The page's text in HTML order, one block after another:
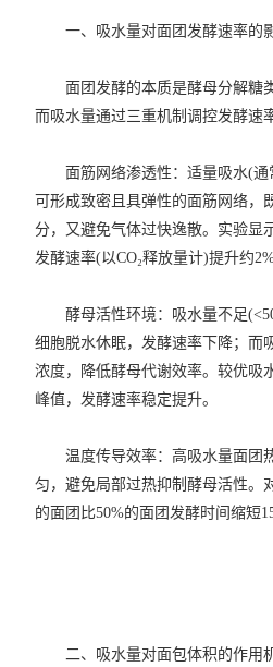
一、吸水量对面团发酵速率的
面团发酵的本质是酵母分解糖类
而吸水量通过三重机制调控发酵速
面筋网络渗透性：适量吸水(通
可形成致密且具弹性的面筋网络，
分，又避免气体过快逸散。实验显
发酵速率(以CO₂释放量计)提升约
酵母活性环境：吸水量不足
细胞脱水休眠，发酵速率下降；而
浓度，降低酵母代谢效率。较优吸
峰值，发酵速率稳定提升。
温度传导效率：高吸水量面团
匀，避免局部过热抑制酵母活性。
的面团比50%的面团发酵时间缩短
二、吸水量对面包体积的作用